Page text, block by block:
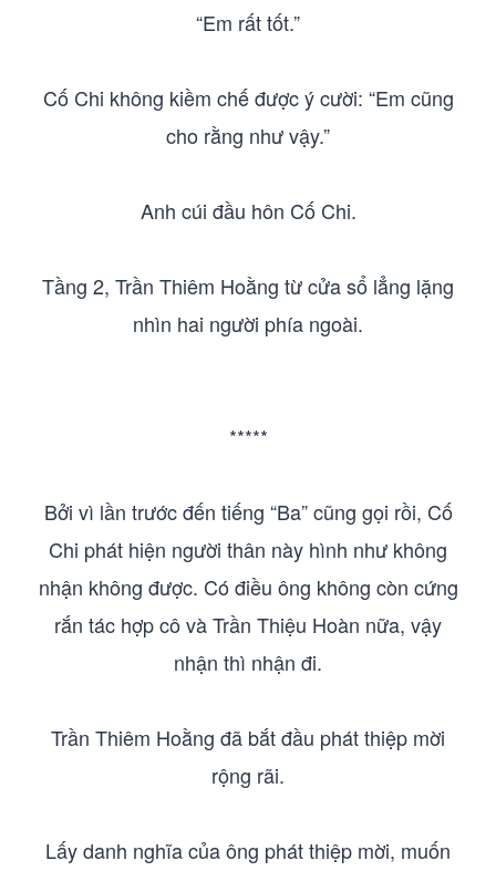
“Em rất tốt.”
Cố Chi không kiềm chế được ý cười: “Em cũng
cho rằng như vậy.”
Anh cúi đầu hôn Cố Chi.
Tầng 2, Trần Thiêm Hoằng từ cửa sổ lẳng lặng
nhìn hai người phía ngoài.
*****
Bởi vì lần trước đến tiếng “Ba” cũng gọi rồi, Cố
Chi phát hiện người thân này hình như không
nhận không được. Có điều ông không còn cứng
rắn tác hợp cô và Trần Thiệu Hoàn nữa, vậy
nhận thì nhận đi.
Trần Thiêm Hoằng đã bắt đầu phát thiệp mời
rộng rãi.
Lấy danh nghĩa của ông phát thiệp mời, muốn